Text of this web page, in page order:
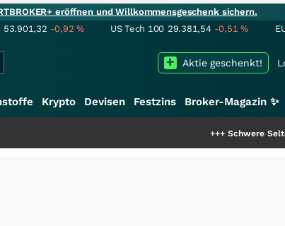
eröffnen und Willkommensgeschenk sichern.
53.901,32 -0,92% US Tech 100 29.381,54 -0,51%
Aktie geschenkt!
Krypto Devisen Festzins Broker-Magazin ✨
Schwere Seltene Erden: